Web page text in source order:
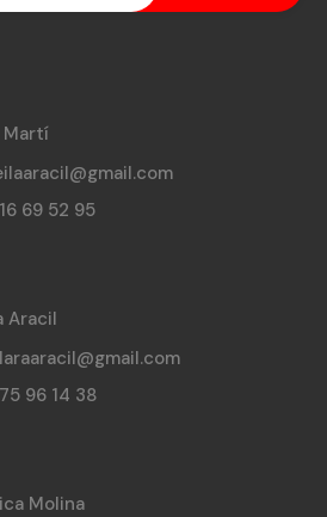
Martí
69 52 95
Aracil
96 14 38
Molina